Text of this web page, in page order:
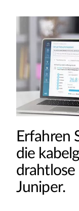
Erfahren
die
drahtlose
Juniper.